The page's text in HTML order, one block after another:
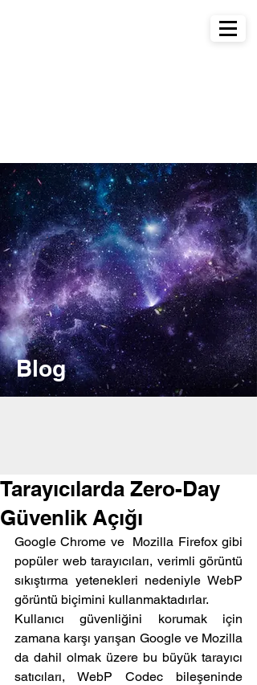
Blog
Tarayıcılarda Zero-Day
Güvenlik Açığı
Google Chrome ve  Mozilla Firefox gibi
popüler web tarayıcıları, verimli görüntü
sıkıştırma yetenekleri nedeniyle WebP
görüntü biçimini kullanmaktadırlar.
Kullanıcı güvenliğini korumak için
zamana karşı yarışan Google ve Mozilla
da dahil olmak üzere bu büyük tarayıcı
satıcıları, WebP Codec bileşeninde